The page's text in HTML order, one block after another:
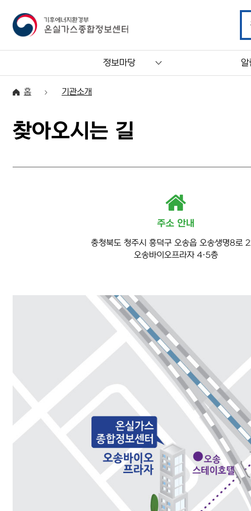
정보마당 알
홈 기관소개
찾아오시는 길
주소 안내
충청북도 청주시 흥덕구 오송읍 오송생명8로
오송바이오프라자 4·5층